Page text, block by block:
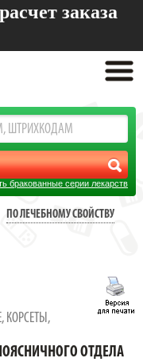
расчет заказа
бракованные серии лекарств
ПО ЛЕЧЕБНОМУ СВОЙСТВУ
ОТДЕЛА
КОРСЕТЫ,
ОТДЕЛА